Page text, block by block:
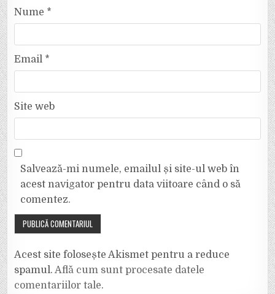
Nume *
Email *
Site web
Salvează-mi numele, emailul și site-ul web în
acest navigator pentru data viitoare când o să
comentez.
Acest site folosește Akismet pentru a reduce
spamul.Află cum sunt procesate datele
comentariilor tale.